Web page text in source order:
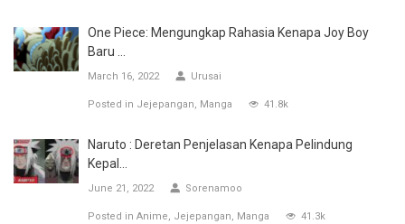
One Piece: Mengungkap Rahasia Kenapa Joy Boy
Baru ...
March 16, 2022 Urusai
Posted in Jejepangan Manga 41.8k
Naruto : Deretan Penjelasan Kenapa Pelindung
Kepal...
June 21, 2022 Sorenamoo
Posted in Anime Jejepangan Manga 41.3k